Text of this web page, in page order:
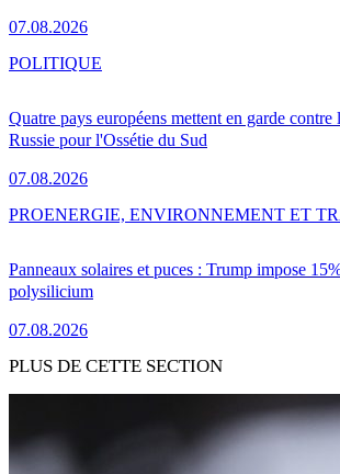
07.08.2026
Quatre pays européens mettent en garde contre
Russie pour l'Ossétie du Sud
07.08.2026
POLITIQUE
Panneaux solaires et puces : Trump impose
polysilicium
07.08.2026
PROENERGIE, ENVIRONNEMENT ET
PLUS DE CETTE SECTION